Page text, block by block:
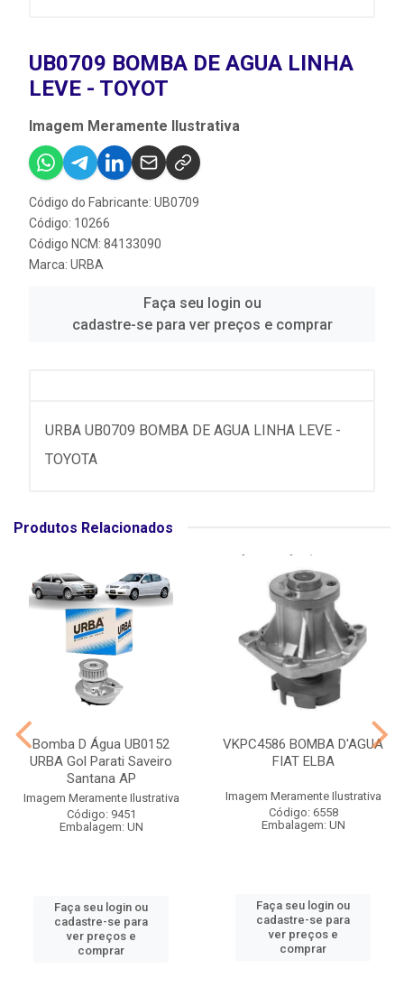
UB0709 BOMBA DE AGUA LINHA
LEVE - TOYOT
Imagem Meramente Ilustrativa
Código do Fabricante: UB0709
Código: 10266
Código NCM: 84133090
Marca: URBA
Faça seu login ou
cadastre-se para ver preços e comprar
URBA UB0709 BOMBA DE AGUA LINHA LEVE -
TOYOTA
Produtos Relacionados
Bomba D Água UB0152
URBA Gol Parati Saveiro
Santana AP
Imagem Meramente Ilustrativa
Código: 9451
Embalagem: UN
Faça seu login ou
cadastre-se para
ver preços e
comprar
VKPC4586 BOMBA D'AGUA
FIAT ELBA
Imagem Meramente Ilustrativa
Código: 6558
Embalagem: UN
Faça seu login ou
cadastre-se para
ver preços e
comprar